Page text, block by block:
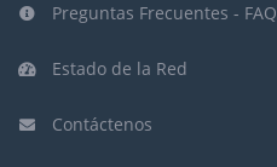
Preguntas Frecuentes - FAQ
Estado de la Red
Contáctenos